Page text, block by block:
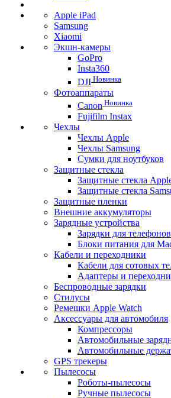
Apple iPad
Samsung
Xiaomi
Экшн-камеры
GoPro
Insta360
DJI Новинка
Фотоаппараты
Canon Новинка
Fujifilm Instax
Чехлы
Чехлы Apple
Чехлы Samsung
Сумки для ноутбуков
Защитные стекла
Защитные стекла
Защитные стекла
Защитные пленки
Внешние аккумуляторы
Зарядные устройства
Зарядки для
Блоки питания для
Кабели и переходники
Кабели для сотовых
Адаптеры и
Беспроводные зарядки
Стилусы
Ремешки Apple Watch
Аксессуары для автомобиля
Компрессоры
Автомобильные
Автомобильные
GPS трекеры
Пылесосы
Роботы-пылесосы
Ручные пылесосы